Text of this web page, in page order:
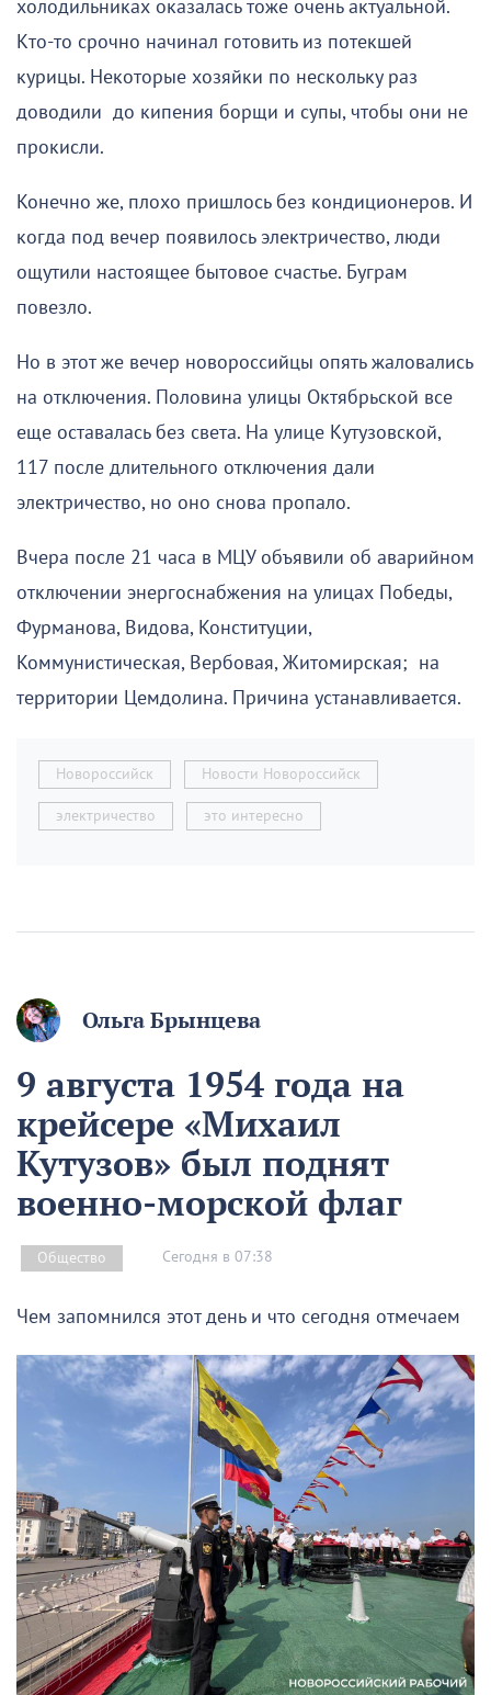
холодильниках оказалась тоже очень актуальной.
Кто-то срочно начинал готовить из потекшей
курицы. Некоторые хозяйки по нескольку раз
доводили до кипения борщи и супы, чтобы они не
прокисли.
Конечно же, плохо пришлось без кондиционеров. И
когда под вечер появилось электричество, люди
ощутили настоящее бытовое счастье. Буграм
повезло.
Но в этот же вечер новороссийцы опять жаловались
на отключения. Половина улицы Октябрьской все
еще оставалась без света. На улице Кутузовской,
117 после длительного отключения дали
электричество, но оно снова пропало.
Вчера после 21 часа в МЦУ объявили об аварийном
отключении энергоснабжения на улицах Победы,
Фурманова, Видова, Конституции,
Коммунистическая, Вербовая, Житомирская; на
территории Цемдолина. Причина устанавливается.
Новороссийск Новости Новороссийск
электричество это интересно
Ольга Брынцева
9 августа 1954 года на
крейсере «Михаил
Кутузов» был поднят
военно-морской флаг
Общество Сегодня в 07:38
Чем запомнился этот день и что сегодня отмечаем